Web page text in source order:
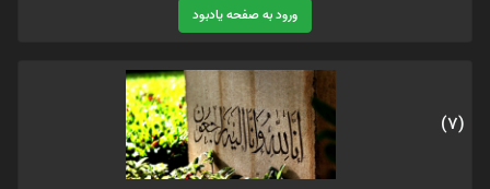
ورود به صفحه یادبود
(7)